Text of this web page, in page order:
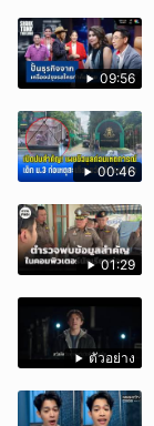
09:56
00:46
01:29
ตัวอย่าง